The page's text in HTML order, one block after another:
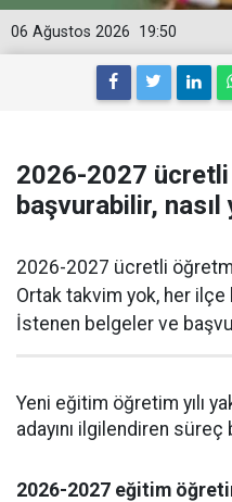
19:50
06 Ağustos 2026
2026-2027
başvurabilir, nasıl
2026-2027 ücretli
Ortak takvim yok, her
İstenen belgeler ve
Yeni eğitim öğretim yılı
adayını ilgilendiren süreç
2026-2027 eğitim